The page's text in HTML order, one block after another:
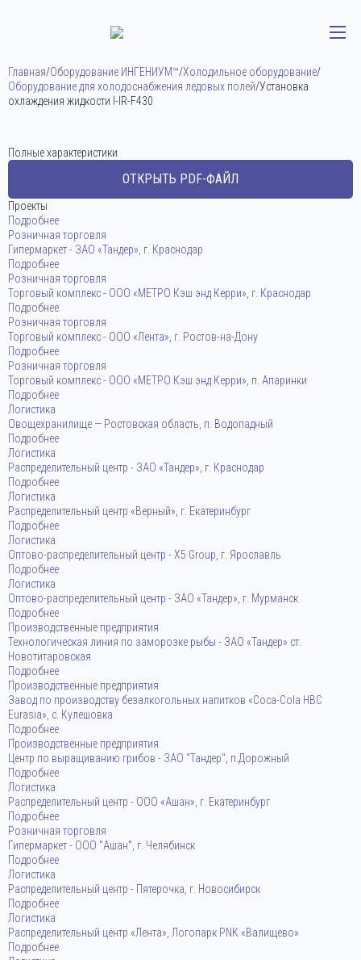
Главная/Оборудование ИНГЕНИУМ™/Холодильное оборудование/
Оборудование для холодоснабжения ледовых полей/Установка
охлаждения жидкости I-IR-F430
Полные характеристики
ОТКРЫТЬ PDF-ФАЙЛ
Проекты
Подробнее
Розничная торговля
Гипермаркет - ЗАО «Тандер», г. Краснодар
Подробнее
Розничная торговля
Торговый комплекс - ООО «МЕТРО Кэш энд Керри», г. Краснодар
Подробнее
Розничная торговля
Торговый комплекс - ООО «Лента», г. Ростов-на-Дону
Подробнее
Розничная торговля
Торговый комплекс - ООО «МЕТРО Кэш энд Керри», п. Апаринки
Подробнее
Логистика
Овощехранилище — Ростовская область, п. Водопадный
Подробнее
Логистика
Распределительный центр - ЗАО «Тандер», г. Краснодар
Подробнее
Логистика
Распределительный центр «Верный», г. Екатеринбург
Подробнее
Логистика
Оптово-распределительный центр - Х5 Group, г. Ярославль
Подробнее
Логистика
Оптово-распределительный центр - ЗАО «Тандер», г. Мурманск
Подробнее
Производственные предприятия
Технологическая линия по заморозке рыбы - ЗАО «Тандер» ст.
Новотитаровская
Подробнее
Производственные предприятия
Завод по производству безалкогольных напитков «Coca-Cola HBC
Eurasia», с. Кулешовка
Подробнее
Производственные предприятия
Центр по выращиванию грибов - ЗАО "Тандер", п.Дорожный
Подробнее
Логистика
Распределительный центр - ООО «Ашан», г. Екатеринбург
Подробнее
Розничная торговля
Гипермаркет - ООО "Ашан", г. Челябинск
Подробнее
Логистика
Распределительный центр - Пятерочка, г. Новосибирск
Подробнее
Логистика
Распределительный центр «Лента», Логопарк PNK «Валищево»
Подробнее